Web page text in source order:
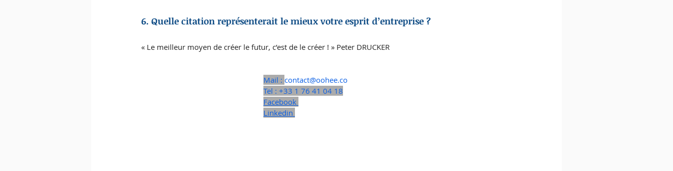
6. Quelle citation représenterait le mieux votre esprit d’entreprise ?
« Le meilleur moyen de créer le futur, c’est de le créer ! » Peter DRUCKER
Mail : contact@oohee.co
Tel : +33 1 76 41 04 18
Facebook
Linkedin